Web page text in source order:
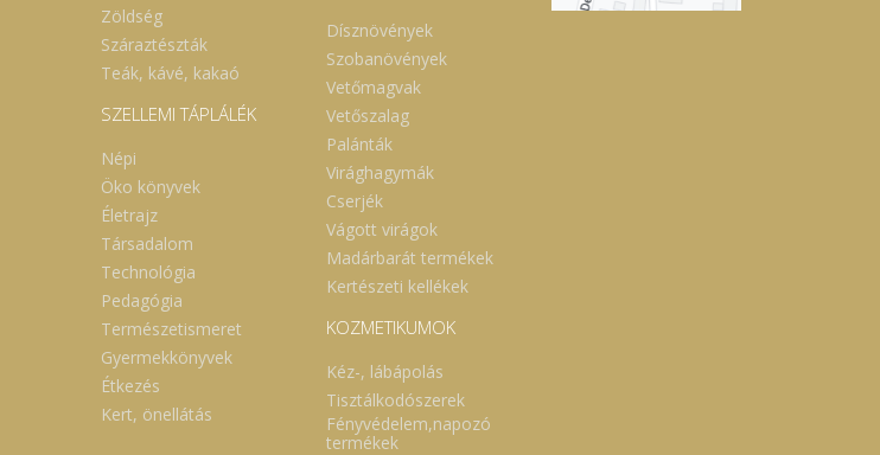
Zöldség
Száraztészták
Teák, kávé, kakaó
SZELLEMI TÁPLÁLÉK
Népi
Öko könyvek
Életrajz
Társadalom
Technológia
Pedagógia
Természetismeret
Gyermekkönyvek
Étkezés
Kert, önellátás
Dísznövények
Szobanövények
Vetőmagvak
Vetőszalag
Palánták
Virághagymák
Cserjék
Vágott virágok
Madárbarát termékek
Kertészeti kellékek
KOZMETIKUMOK
Kéz-, lábápolás
Tisztálkodószerek
Fényvédelem,napozó
termékek